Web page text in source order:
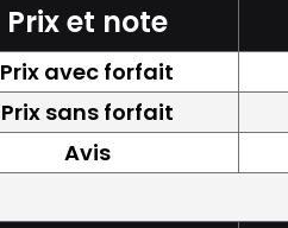
Prix et note
Prix avec forfait
Prix sans forfait
Avis